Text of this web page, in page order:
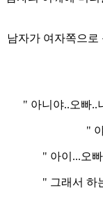
남자가 여자쪽으로
" 아니야..오빠..
"
" 아이...오
" 그래서 하